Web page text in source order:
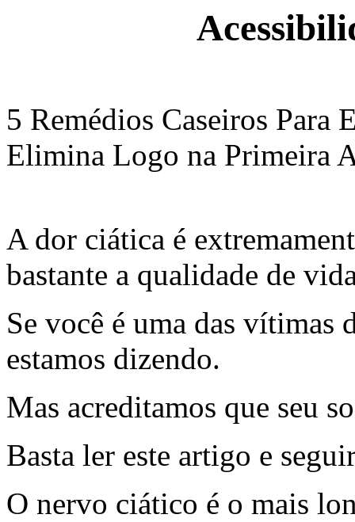
5 Remédios Caseiros Para
Elimina Logo na Primeira
A dor ciática é
bastante a qualidade de
Se você é uma das vítimas
estamos dizendo.
Mas acreditamos que seu
Basta ler este artigo e
O nervo ciático é o mais